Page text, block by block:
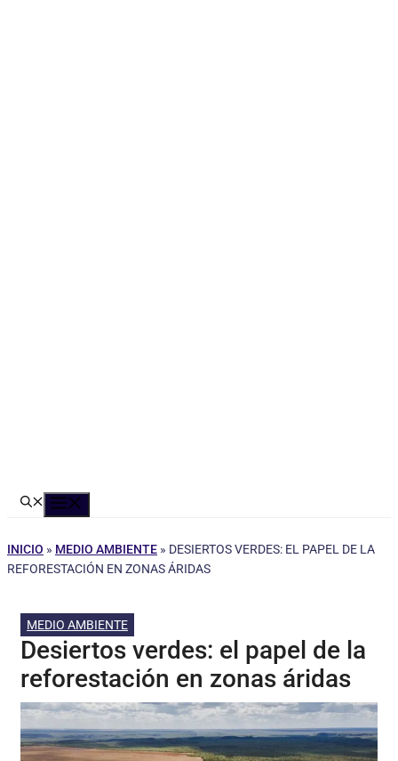
INICIO » MEDIO AMBIENTE » DESIERTOS VERDES: EL PAPEL DE LA
REFORESTACIÓN EN ZONAS ÁRIDAS
MEDIO AMBIENTE
Desiertos verdes: el papel de la
reforestación en zonas áridas